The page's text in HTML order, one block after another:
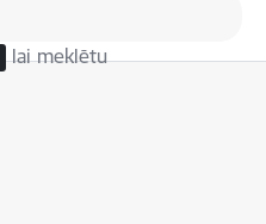
lai meklētu